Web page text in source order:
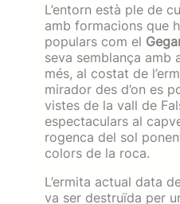
L’entorn està ple de
amb formacions que
populars com el
seva semblança amb
més, al costat de
mirador des d’on es
vistes de la vall de
espectaculars al
rogenca del sol
colors de la roca.
L’ermita actual data
va ser destruïda per